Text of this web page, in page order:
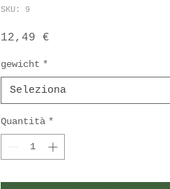
SKU: 9
12,49 €
gewicht *
Seleziona
Quantità *